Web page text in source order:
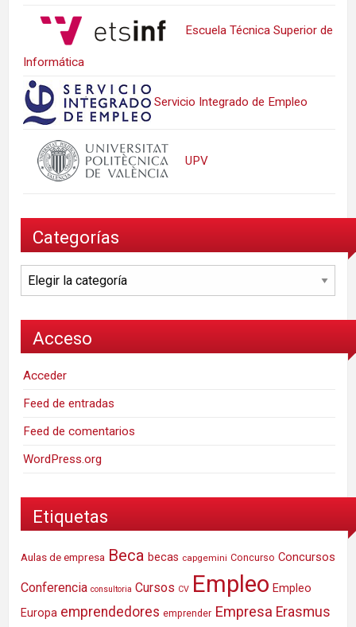
Escuela Técnica Superior de
Informática
Servicio Integrado de Empleo
UPV
Categorías
Categorías
Acceso
Acceder
Feed de entradas
Feed de comentarios
WordPress.org
Etiquetas
Aulas de empresa Beca becas capgemini Concurso Concursos
Conferencia consultoria Cursos CV Empleo Empleo
Europa emprendedores emprender Empresa Erasmus